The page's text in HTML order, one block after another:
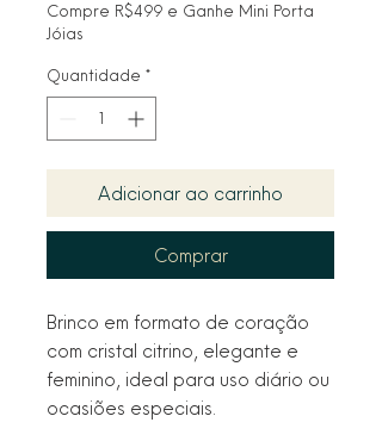
Compre R$499 e Ganhe Mini Porta
Jóias
Quantidade *
Adicionar ao carrinho
Comprar
Brinco em formato de coração
com cristal citrino, elegante e
feminino, ideal para uso diário ou
ocasiões especiais.